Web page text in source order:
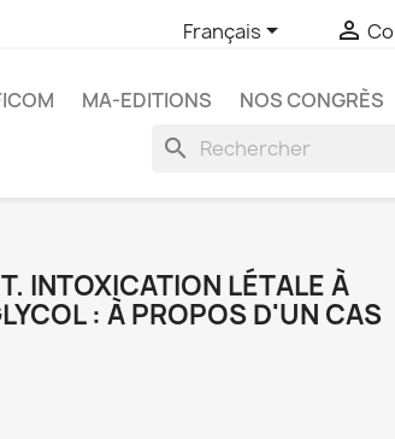
Français 
MA-EDITIONS NOS CONGRÈS
search
INTOXICATION LÉTALE À
: À PROPOS D'UN CAS